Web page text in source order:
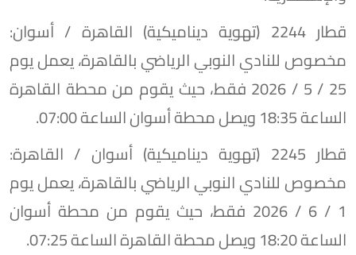
​قطار 2244 (تهوية ديناميكية) القاهرة / أسوان:
مخصوص للنادي النوبي الرياضي بالقاهرة، يعمل يوم
25 / 5 / 2026 فقط، حيث يقوم من محطة القاهرة
الساعة 18:35 ويصل محطة أسوان الساعة 07:00.
​قطار 2245 (تهوية ديناميكية) أسوان / القاهرة:
مخصوص للنادي النوبي الرياضي بالقاهرة، يعمل يوم
1 / 6 / 2026 فقط، حيث يقوم من محطة أسوان
الساعة 18:20 ويصل محطة القاهرة الساعة 07:25.